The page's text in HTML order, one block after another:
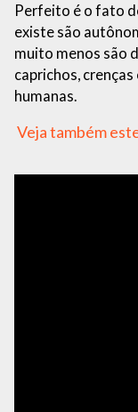
Perfeito é o fato
existe são
muito menos são
caprichos,
humanas.
Veja também